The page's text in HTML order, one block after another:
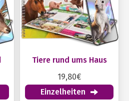
Tiere rund ums Haus
19,80€
Einzelheiten